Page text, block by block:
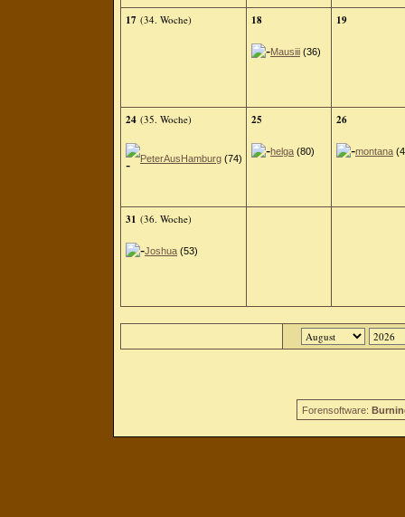
17 (34. Woche) 18
Mausiii (36)
19
24 (35. Woche)
PeterAusHamburg (74)
25
helga (80)
26
montana
31 (36. Woche)
Joshua (53)
Forensoftware: